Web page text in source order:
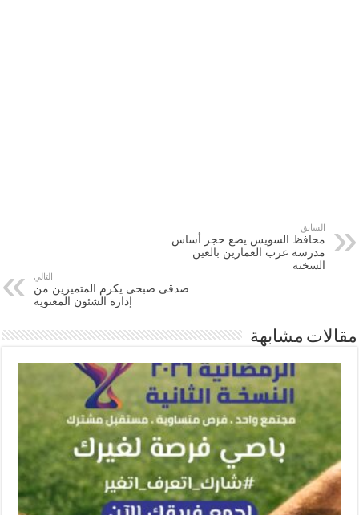
السابق
محافظ السويس يضع حجر أساس
مدرسة عرب العمارين بالعين
السخنة
التالي
صدقى صبحى يكرم المتميزين من
إدارة الشئون المعنوية
مقالات مشابهة